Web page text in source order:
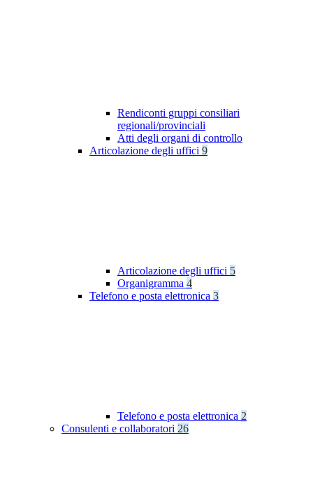
Rendiconti gruppi consiliari
regionali/provinciali
Atti degli organi di controllo
Articolazione degli uffici 9
Articolazione degli uffici 5
Organigramma 4
Telefono e posta elettronica 3
Telefono e posta elettronica 2
Consulenti e collaboratori 26